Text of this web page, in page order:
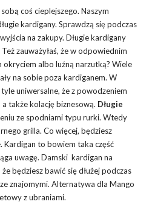
coś cieplejszego. Naszym
kardigany. Sprawdzą się podczas
na zakupy. Długie kardigany
zauważyłaś, że w odpowiednim
okryciem albo luźną narzutką? Wiele
na sobie poza kardiganem. W
uniwersalne, że z powodzeniem
także kolację biznesową. Długie
ze spodniami typu rurki. Wtedy
grilla. Co więcej, będziesz
Kardigan to bowiem taka część
uwagę. Damski kardigan na
będziesz bawić się dłużej podczas
znajomymi. Alternatywa dla Mango
z ubraniami.